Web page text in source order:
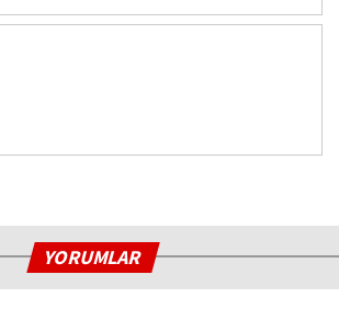
YORUMLAR